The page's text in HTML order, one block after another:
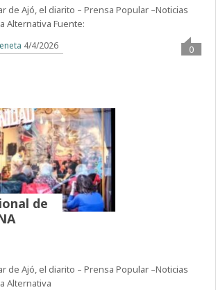
de Ajó, el diarito – Prensa Popular –Noticias
Alternativa Fuente:
4/4/2026 0
de
de Ajó, el diarito – Prensa Popular –Noticias
Alternativa